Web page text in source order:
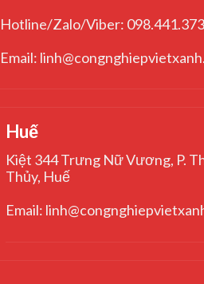
Hotline/Zalo/Viber:
Email:
Huế
Kiệt 344 Trưng Nữ Vương, P.
Thủy, Huế
Email: